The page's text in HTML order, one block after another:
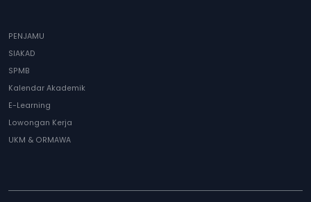
PENJAMU
SIAKAD
SPMB
Kalendar Akademik
E-Learning
Lowongan Kerja
UKM & ORMAWA